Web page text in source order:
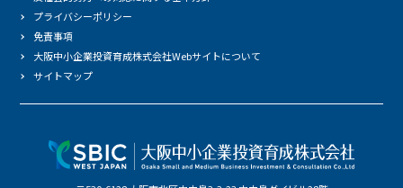
プライバシーポリシー
免責事項
大阪中小企業投資育成株式会社Webサイトについて
サイトマップ